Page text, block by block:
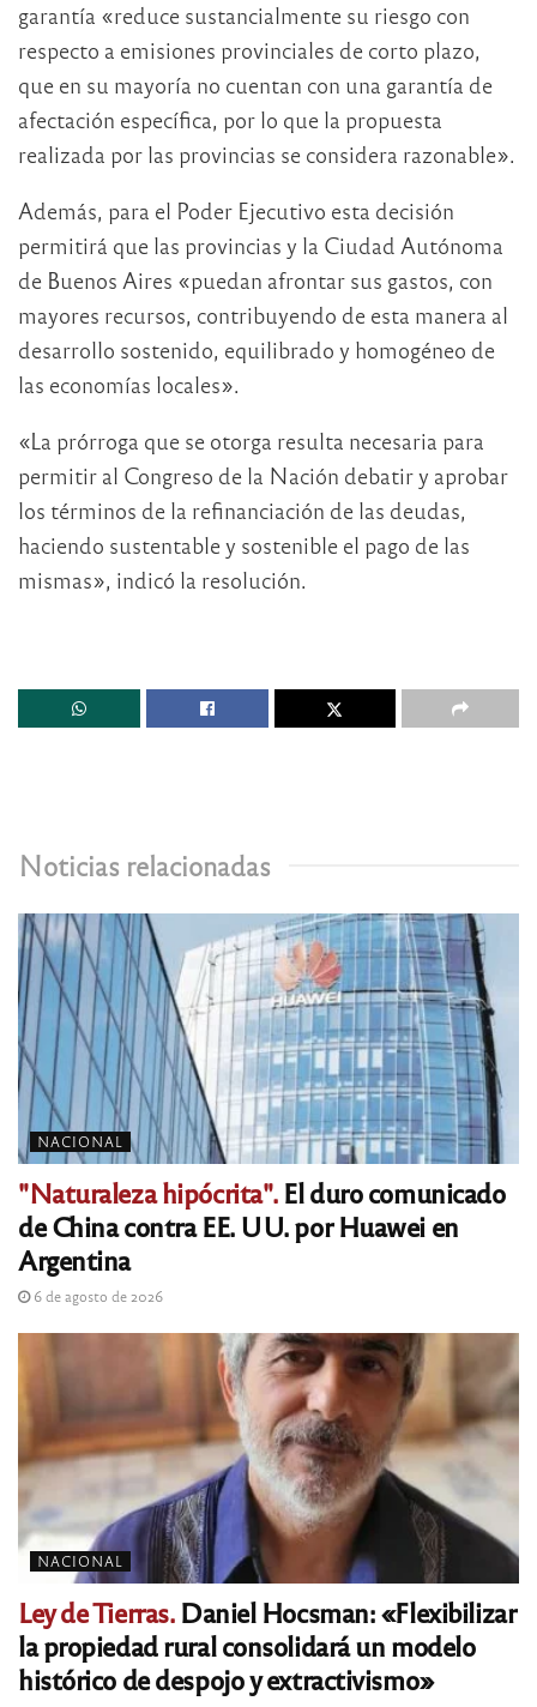
garantía «reduce sustancialmente su riesgo con
respecto a emisiones provinciales de corto plazo,
que en su mayoría no cuentan con una garantía de
afectación específica, por lo que la propuesta
realizada por las provincias se considera razonable».
Además, para el Poder Ejecutivo esta decisión
permitirá que las provincias y la Ciudad Autónoma
de Buenos Aires «puedan afrontar sus gastos, con
mayores recursos, contribuyendo de esta manera al
desarrollo sostenido, equilibrado y homogéneo de
las economías locales».
«La prórroga que se otorga resulta necesaria para
permitir al Congreso de la Nación debatir y aprobar
los términos de la refinanciación de las deudas,
haciendo sustentable y sostenible el pago de las
mismas», indicó la resolución.
Noticias relacionadas
NACIONAL
"Naturaleza hipócrita".El duro comunicado
de China contra EE. UU. por Huawei en
Argentina
6 de agosto de 2026
NACIONAL
Ley de Tierras.Daniel Hocsman: «Flexibilizar
la propiedad rural consolidará un modelo
histórico de despojo y extractivismo»